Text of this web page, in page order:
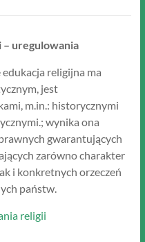
– uregulowania
religijna ma
jest
m.in.: historycznymi
wynika ona
gwarantujących
zarówno charakter
i konkretnych orzeczeń
państw.
religii